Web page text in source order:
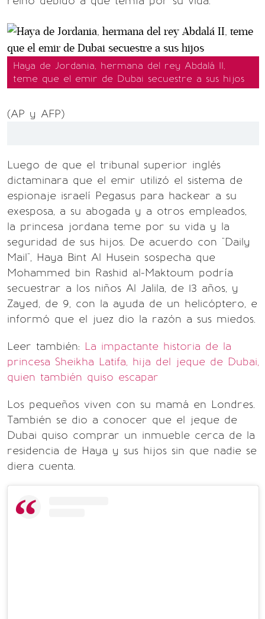
Haya de Jordania, hermana del rey Abdalá II,
teme que el emir de Dubai secuestre a sus hijos
(AP y AFP)
Luego de que el tribunal superior inglés
dictaminara que el emir utilizó el sistema de
espionaje israelí Pegasus para hackear a su
exesposa, a su abogada y a otros empleados,
la princesa jordana teme por su vida y la
seguridad de sus hijos. De acuerdo con "Daily
Mail", Haya Bint Al Husein sospecha que
Mohammed bin Rashid al-Maktoum podría
secuestrar a los niños Al Jalila, de 13 años, y
Zayed, de 9, con la ayuda de un helicóptero, e
informó que el juez dio la razón a sus miedos.
Leer también: La impactante historia de la
princesa Sheikha Latifa, hija del jeque de Dubai,
quien también quiso escapar
Los pequeños viven con su mamá en Londres.
También se dio a conocer que el jeque de
Dubai quiso comprar un inmueble cerca de la
residencia de Haya y sus hijos sin que nadie se
diera cuenta.